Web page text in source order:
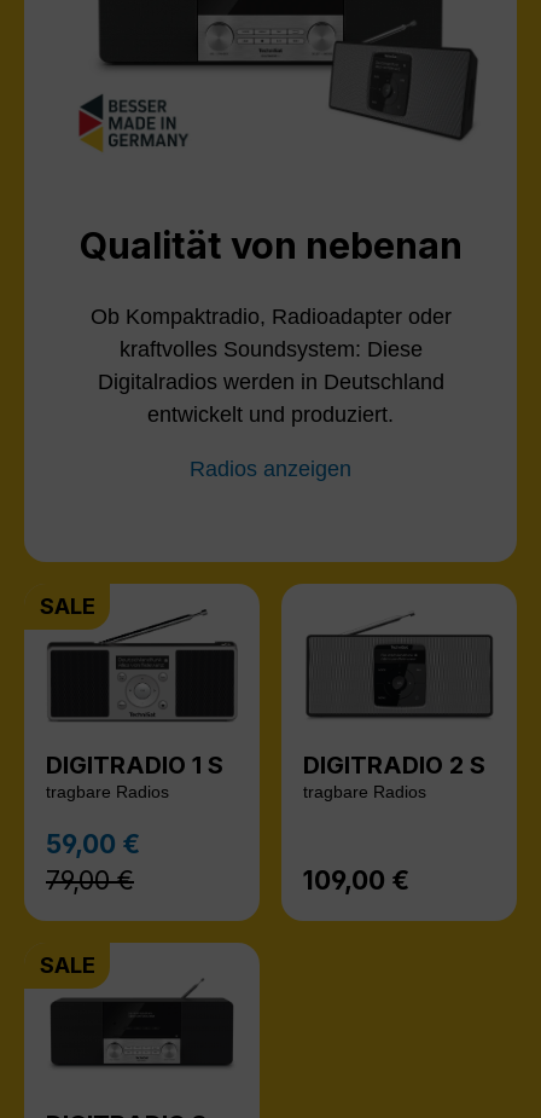
Qualität von nebenan
Ob Kompaktradio, Radioadapter oder
kraftvolles Soundsystem: Diese
Digitalradios werden in Deutschland
entwickelt und produziert.
Radios anzeigen
SALE
DIGITRADIO 1 S
tragbare Radios
Verkaufspreis:
59,00 €
79,00 €
DIGITRADIO 2 S
tragbare Radios
Regulärer Preis:
109,00 €
SALE